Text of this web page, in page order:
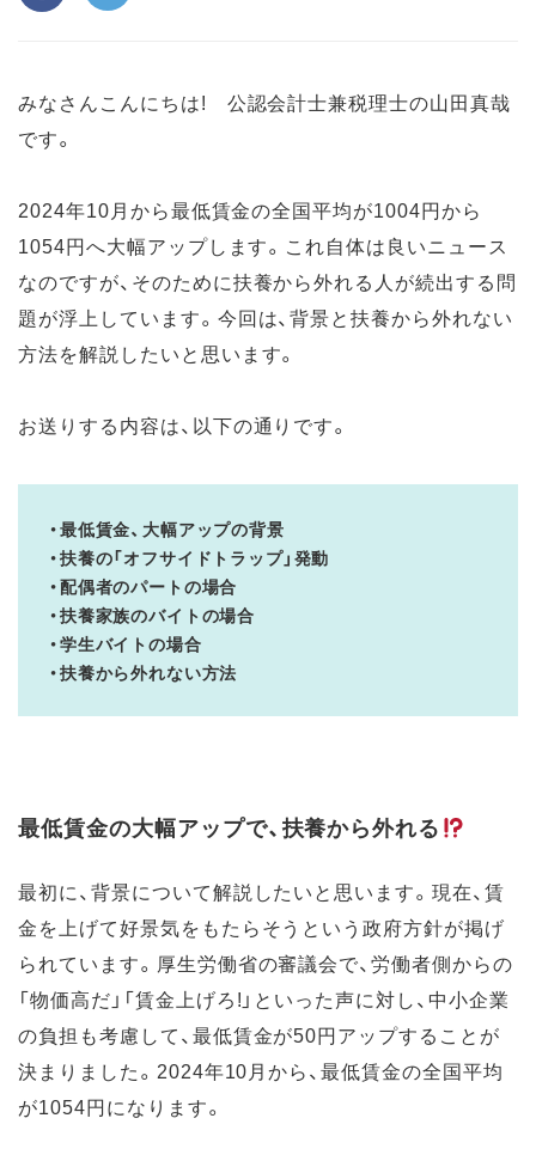
みなさんこんにちは! 公認会計士兼税理士の山田真哉
です。
2024年10月から最低賃金の全国平均が1004円から
1054円へ大幅アップします。これ自体は良いニュース
なのですが、そのために扶養から外れる人が続出する問
題が浮上しています。今回は、背景と扶養から外れない
方法を解説したいと思います。
お送りする内容は、以下の通りです。
・最低賃金、大幅アップの背景
・扶養の「オフサイドトラップ」発動
・配偶者のパートの場合
・扶養家族のバイトの場合
・学生バイトの場合
・扶養から外れない方法
最低賃金の大幅アップで、扶養から外れる
最初に、背景について解説したいと思います。現在、賃
金を上げて好景気をもたらそうという政府方針が掲げ
られています。厚生労働省の審議会で、労働者側からの
「物価高だ」「賃金上げろ!」といった声に対し、中小企業
の負担も考慮して、最低賃金が50円アップすることが
決まりました。2024年10月から、最低賃金の全国平均
が1054円になります。